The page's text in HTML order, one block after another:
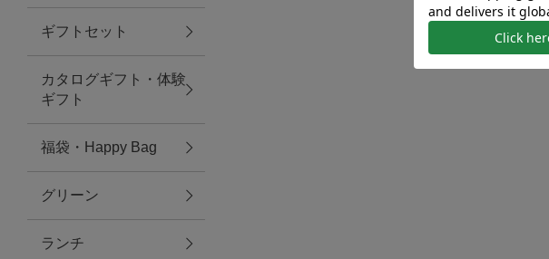
ウエア＆バッグ
ウエア
レイングッズ
アクセサリー
ファッション雑貨
ギフトセット
カタログギフト・体験
ギフト
福袋・Happy Bag
グリーン
ランチ